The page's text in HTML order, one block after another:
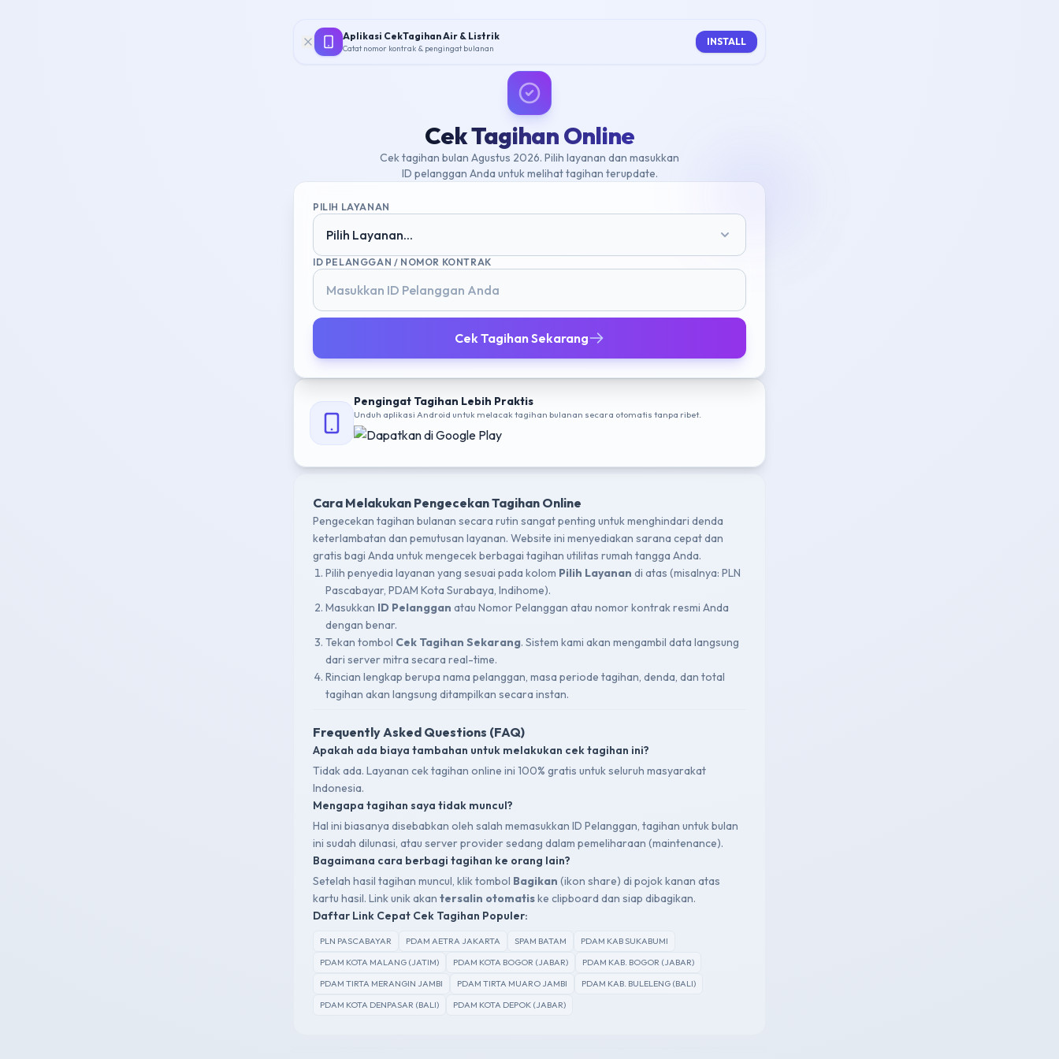
Aplikasi CekTagihan Air & Listrik
Catat nomor kontrak & pengingat bulanan
INSTALL
Cek Tagihan Online
Cek tagihan bulan Agustus 2026. Pilih layanan dan masukkan
ID pelanggan Anda untuk melihat tagihan terupdate.
PILIH LAYANAN
Pilih Layanan...
ID PELANGGAN / NOMOR KONTRAK
Cek Tagihan Sekarang
Pengingat Tagihan Lebih Praktis
Unduh aplikasi Android untuk melacak tagihan bulanan secara otomatis tanpa ribet.
Cara Melakukan Pengecekan Tagihan Online
Pengecekan tagihan bulanan secara rutin sangat penting untuk menghindari denda
keterlambatan dan pemutusan layanan. Website ini menyediakan sarana cepat dan
gratis bagi Anda untuk mengecek berbagai tagihan utilitas rumah tangga Anda.
Pilih penyedia layanan yang sesuai pada kolom Pilih Layanan di atas (misalnya: PLN
Pascabayar, PDAM Kota Surabaya, Indihome).
Masukkan ID Pelanggan atau Nomor Pelanggan atau nomor kontrak resmi Anda
dengan benar.
Tekan tombol Cek Tagihan Sekarang. Sistem kami akan mengambil data langsung
dari server mitra secara real-time.
Rincian lengkap berupa nama pelanggan, masa periode tagihan, denda, dan total
tagihan akan langsung ditampilkan secara instan.
Frequently Asked Questions (FAQ)
Apakah ada biaya tambahan untuk melakukan cek tagihan ini?
Tidak ada. Layanan cek tagihan online ini 100% gratis untuk seluruh masyarakat
Indonesia.
Mengapa tagihan saya tidak muncul?
Hal ini biasanya disebabkan oleh salah memasukkan ID Pelanggan, tagihan untuk bulan
ini sudah dilunasi, atau server provider sedang dalam pemeliharaan (maintenance).
Bagaimana cara berbagi tagihan ke orang lain?
Setelah hasil tagihan muncul, klik tombol Bagikan (ikon share) di pojok kanan atas
kartu hasil. Link unik akan tersalin otomatiske clipboard dan siap dibagikan.
Daftar Link Cepat Cek Tagihan Populer:
PLN PASCABAYAR PDAM AETRA JAKARTA SPAM BATAM
PDAM KAB SUKABUMI
PDAM KOTA MALANG (JATIM)
PDAM KOTA BOGOR (JABAR)
PDAM KAB. BOGOR (JABAR)
PDAM TIRTA MERANGIN JAMBI
PDAM TIRTA MUARO JAMBI
PDAM KAB. BULELENG (BALI)
PDAM KOTA DENPASAR (BALI)
PDAM KOTA DEPOK (JABAR)